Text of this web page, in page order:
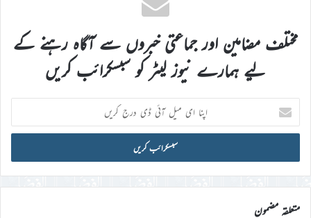
مختلف مضامین اور جماعتی خبروں سے آگاہ رہنے کے
لیے ہمارے نیوز لیٹر کو سبسکرائب کریں
اپنا
ای
میل
ڈی
درج
کریں
متعلقہ مضمون